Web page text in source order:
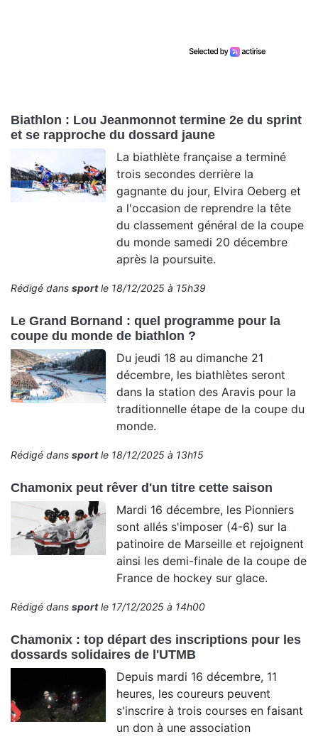
Biathlon : Lou Jeanmonnot termine 2e du sprint
et se rapproche du dossard jaune
La biathlète française a terminé
trois secondes derrière la
gagnante du jour, Elvira Oeberg et
a l'occasion de reprendre la tête
du classement général de la coupe
du monde samedi 20 décembre
après la poursuite.
Rédigé dans sportle 18/12/2025 à 15h39
Le Grand Bornand : quel programme pour la
coupe du monde de biathlon ?
Du jeudi 18 au dimanche 21
décembre, les biathlètes seront
dans la station des Aravis pour la
traditionnelle étape de la coupe du
monde.
Rédigé dans sportle 18/12/2025 à 13h15
Chamonix peut rêver d'un titre cette saison
Mardi 16 décembre, les Pionniers
sont allés s'imposer (4-6) sur la
patinoire de Marseille et rejoignent
ainsi les demi-finale de la coupe de
France de hockey sur glace.
Rédigé dans sportle 17/12/2025 à 14h00
Chamonix : top départ des inscriptions pour les
dossards solidaires de l'UTMB
Depuis mardi 16 décembre, 11
heures, les coureurs peuvent
s'inscrire à trois courses en faisant
un don à une association